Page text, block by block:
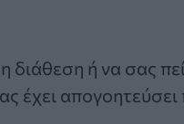
ή να σας
έχει απογοητεύσει